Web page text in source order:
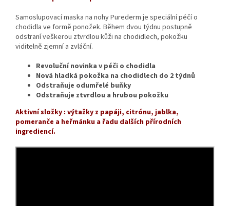
Samoslupovací maska na nohy Purederm je speciální péčí o
chodidla ve formě ponožek. Během dvou týdnu postupně
odstraní veškerou ztvrdlou kůži na chodidlech, pokožku
viditelně zjemní a zvláční.
Revoluční novinka v péči o chodidla
Nová hladká pokožka na chodidlech do 2 týdnů
Odstraňuje odumřelé buňky
Odstraňuje ztvrdlou a hrubou pokožku
Aktivní složky : výtažky z papáji, citrónu, jablka,
pomeranče a heřmánku a řadu dalších přírodních
ingrediencí.